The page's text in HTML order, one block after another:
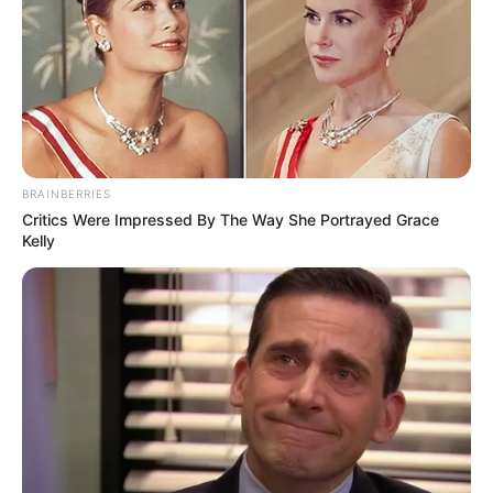
arma blanca. A pesar de los esfuerzos médicos, el
animal falleció horas después debido a la gravedad de
sus lesiones.
El hecho fue reportado por la comunidad, que alertó al
Cuerpo de Bomberos local. La zarigüeya fue rescatada y
trasladada al municipio de Sonsón, donde fue atendida
por la Unidad Móvil de Fauna y remitida al Centro de
Cornare. Presentaba cortes profundos, fracturas en la
cabeza y extremidades, y un pronóstico reservado desde
su ingreso.
Cornare rechazó enérgicamente este acto de crueldad y
recordó que las zarigüeyas cumplen funciones ecológicas
esenciales, como el control de plagas, la dispersión de
semillas y la limpieza de residuos orgánicos.
“No
podemos seguir normalizando estos actos de
intolerancia y crueldad”, expresó Javier Valencia
BRAINBERRIES
Critics Were Impressed By The Way She Portrayed Grace
Kelly